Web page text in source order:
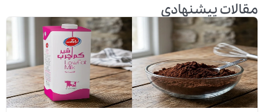
مقالات پیشنهادی